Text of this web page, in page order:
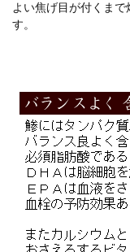
よい焦げ目が付くまで
す。